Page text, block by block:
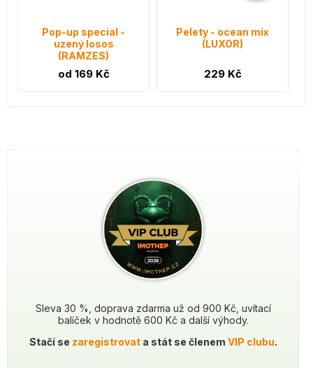
Sleva 30 %, doprava zdarma už od 900 Kč, uvítací
balíček v hodnotě 600 Kč a další výhody.
Stačí se zaregistrovata stát se členem VIP clubu.
Pop-up special -
uzený losos
(RAMZES)
od 169 Kč
Pelety - ocean mix
(LUXOR)
229 Kč